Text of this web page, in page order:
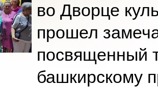
во Дворце
прошел
посвященный
башкирскому